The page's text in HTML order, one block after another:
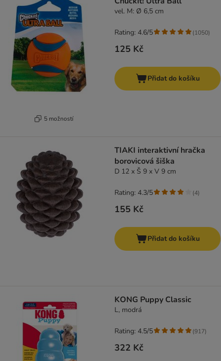
5 možností
vel. M: Ø 6,5 cm
125 Kč
Rating: 4.6/5 (1050)
Přidat do košíku
TIAKI interaktivní hračka
borovicová šiška
D 12 x Š 9 x V 9 cm
155 Kč
Rating: 4.3/5 (4)
Přidat do košíku
KONG Puppy Classic
L, modrá
322 Kč
Rating: 4.5/5 (917)